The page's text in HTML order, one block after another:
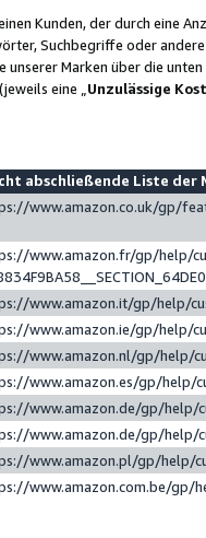
Kunden, der durch eine
Suchbegriffe oder
unserer Marken über die
eine „ Unzulässige
abschließende Liste der
www.amazon.co.uk/gp/
www.amazon.fr/gp/help/
www.amazon.it/gp/help/
www.amazon.ie/gp/help/
www.amazon.nl/gp/help/
www.amazon.es/gp/help/
www.amazon.de/gp/help/
www.amazon.de/gp/help/
www.amazon.pl/gp/help/
www.amazon.com.be/gp/